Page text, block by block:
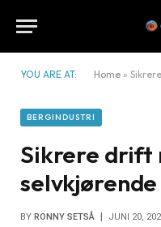
YOU ARE AT: Home »
BERGINDUSTRI
Sikrere drift
BY RONNY SETSÅ JUNI 20,